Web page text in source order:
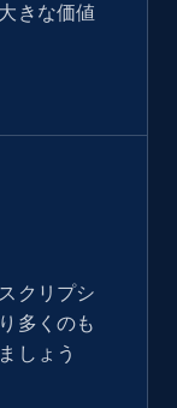
ぐ購入
Rating,
Initial
ぐ購入
きな価値
クリプシ
多くのも
しょう